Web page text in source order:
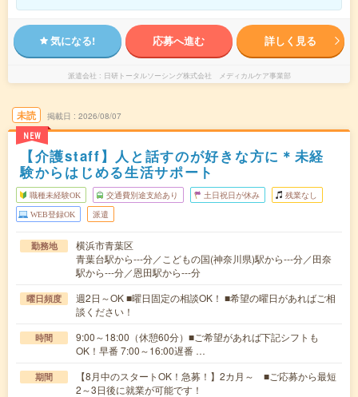
気になる! 応募へ進む 詳しく見る
派遣会社 日研トータルソーシング株式会社 メディカルケア事業部
未読
NEW
掲載日 2026/08/07
【介護staff】人と話すのが好きな方に＊未経
験からはじめる生活サポート
職種未経験OK 交通費別途支給あり 土日祝日が休み 残業なし
WEB登録OK 派遣
勤務地
横浜市青葉区
青葉台駅から---分／こどもの国(神奈川県)駅から---分／田奈
駅から---分／恩田駅から---分
曜日頻度
週2日～OK ■曜日固定の相談OK！ ■希望の曜日があればご相
談ください！
時間
9:00～18:00（休憩60分）■ご希望があれば下記シフトも
OK！早番 7:00～16:00遅番 …
期間
【8月中のスタートOK！急募！】2カ月～ ■ご応募から最短
2～3日後に就業が可能です！